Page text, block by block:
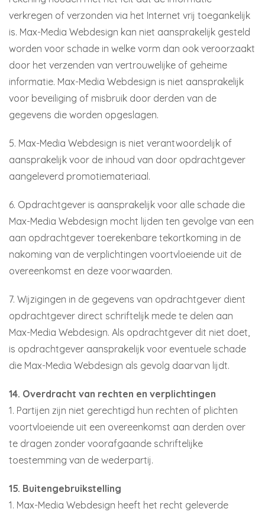
verkregen of verzonden via het Internet vrij toegankelijk
is. Max-Media Webdesign kan niet aansprakelijk gesteld
worden voor schade in welke vorm dan ook veroorzaakt
door het verzenden van vertrouwelijke of geheime
informatie. Max-Media Webdesign is niet aansprakelijk
voor beveiliging of misbruik door derden van de
gegevens die worden opgeslagen.
5. Max-Media Webdesign is niet verantwoordelijk of
aansprakelijk voor de inhoud van door opdrachtgever
aangeleverd promotiemateriaal.
6. Opdrachtgever is aansprakelijk voor alle schade die
Max-Media Webdesign mocht lijden ten gevolge van een
aan opdrachtgever toerekenbare tekortkoming in de
nakoming van de verplichtingen voortvloeiende uit de
overeenkomst en deze voorwaarden.
7. Wijzigingen in de gegevens van opdrachtgever dient
opdrachtgever direct schriftelijk mede te delen aan
Max-Media Webdesign. Als opdrachtgever dit niet doet,
is opdrachtgever aansprakelijk voor eventuele schade
die Max-Media Webdesign als gevolg daarvan lijdt.
14. Overdracht van rechten en verplichtingen
1. Partijen zijn niet gerechtigd hun rechten of plichten
voortvloeiende uit een overeenkomst aan derden over
te dragen zonder voorafgaande schriftelijke
toestemming van de wederpartij.
15. Buitengebruikstelling
1. Max-Media Webdesign heeft het recht geleverde